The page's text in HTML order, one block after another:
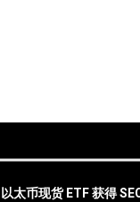
以太币现货 ETF 获得